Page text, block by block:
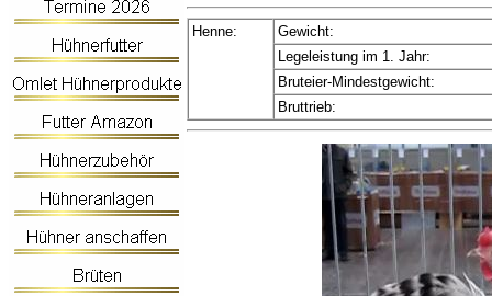
Henne:
Gewicht:
Legeleistung im 1. Jahr:
Bruteier-Mindestgewicht:
Bruttrieb: